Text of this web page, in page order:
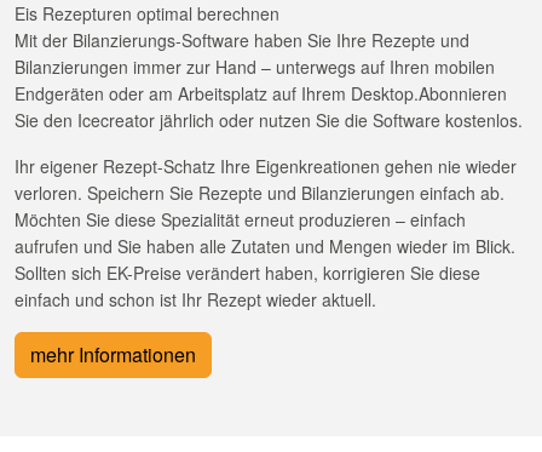
Eis Rezepturen optimal berechnen
Mit der Bilanzierungs-Software haben Sie Ihre Rezepte und
Bilanzierungen immer zur Hand – unterwegs auf Ihren mobilen
Endgeräten oder am Arbeitsplatz auf Ihrem Desktop.Abonnieren
Sie den Icecreator jährlich oder nutzen Sie die Software kostenlos.
Ihr eigener Rezept-Schatz Ihre Eigenkreationen gehen nie wieder
verloren. Speichern Sie Rezepte und Bilanzierungen einfach ab.
Möchten Sie diese Spezialität erneut produzieren – einfach
aufrufen und Sie haben alle Zutaten und Mengen wieder im Blick.
Sollten sich EK-Preise verändert haben, korrigieren Sie diese
einfach und schon ist Ihr Rezept wieder aktuell.
mehr Informationen